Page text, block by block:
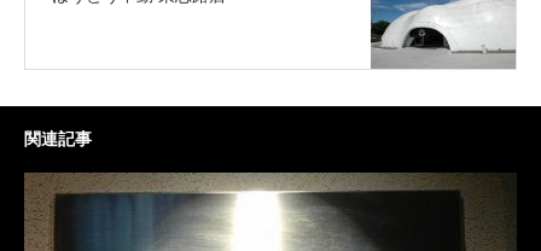
関連記事